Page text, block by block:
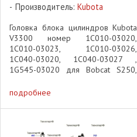
Производитель: Kubota
Головка блока цилиндров Kubota
V3300 номер 1C010-03020,
1C010-03023, 1C010-03026,
1C040-03020, 1C040-03027 ,
1G545-03020 для Bobcat S250,
подробнее